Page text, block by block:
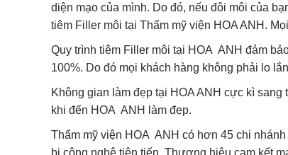
diện mạo của mình. Do đó, nếu đôi môi của
tiêm Filler môi tại Thẩm mỹ viện HOA ANH.
Quy trình tiêm Filler môi tại HOA ANH đảm
100%. Do đó mọi khách hàng không phải lo
Không gian làm đẹp tại HOA ANH cực kì
khi đến HOA ANH làm đẹp.
Thẩm mỹ viện HOA ANH có hơn 45 chi
bị công nghệ tiên tiến. Thương hiệu cam kết